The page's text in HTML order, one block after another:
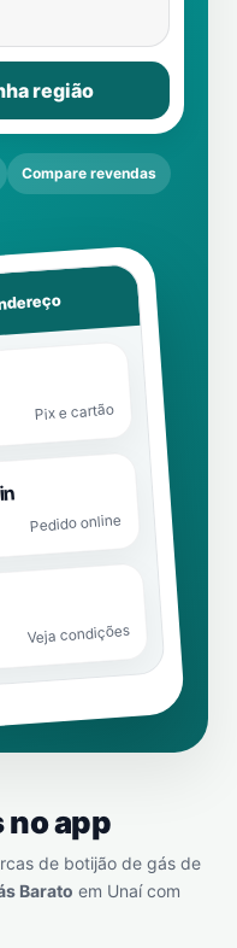
região
Compare revendas
Pix e cartão
Pedido online
Veja condições
no app
de botijão de gás de
Barato em Unaícom